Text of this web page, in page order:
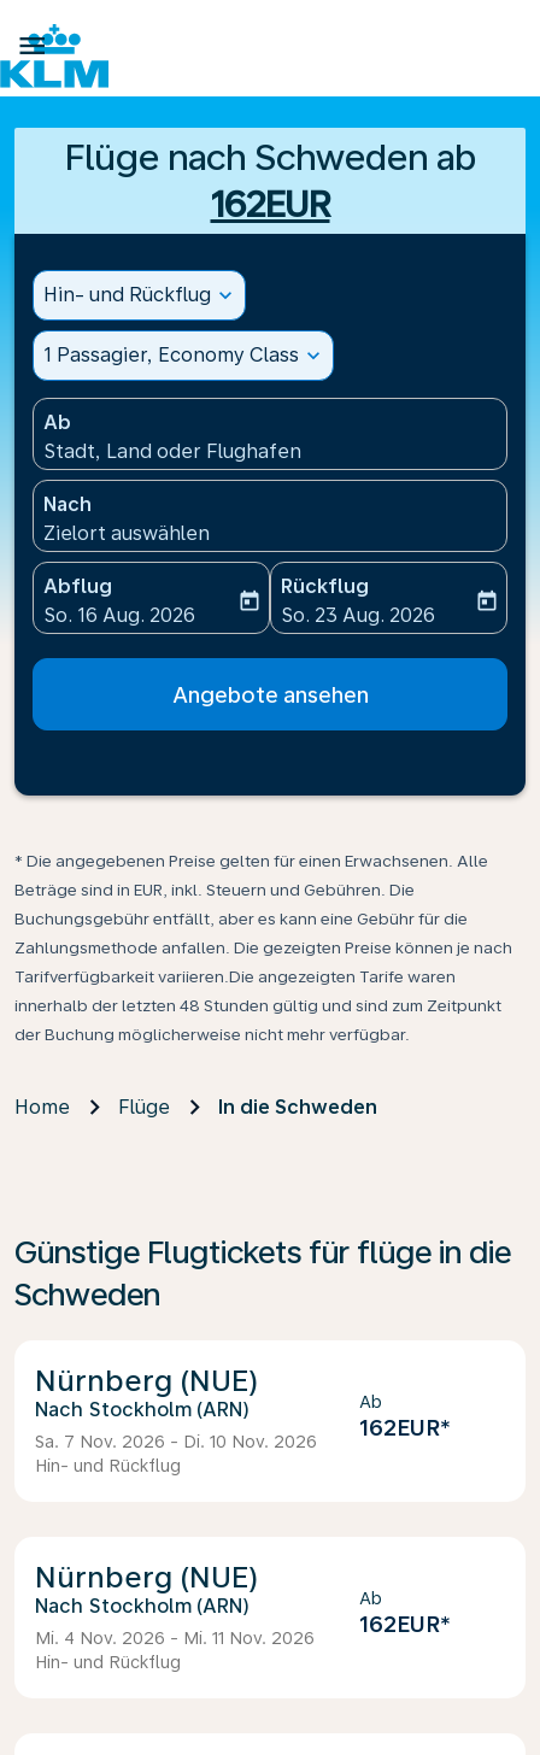

Flüge nach Schweden ab
162EUR
Hin- und Rückflug expand_more
1 Passagier, Economy Class expand_more
Ab
Stadt, Land oder Flughafen
Nach
Zielort auswählen
Abflug
fc-booking-departure-date-aria-label
So. 16 Aug. 2026
today
Rückflug
fc-booking-return-date-
So. 23 Aug. 2026
today
Angebote ansehen
* Die angegebenen Preise gelten für einen Erwachsenen. Alle
Beträge sind in EUR, inkl. Steuern und Gebühren. Die
Buchungsgebühr entfällt, aber es kann eine Gebühr für die
Zahlungsmethode anfallen. Die gezeigten Preise können je nach
Tarifverfügbarkeit variieren.Die angezeigten Tarife waren
innerhalb der letzten 48 Stunden gültig und sind zum Zeitpunkt
der Buchung möglicherweise nicht mehr verfügbar.
Home Flüge In die Schweden
Günstige Flugtickets für flüge in die
Schweden
Nürnberg (NUE)
Stockholm (ARN)
Sa. 7 Nov. 2026 - Di. 10 Nov. 2026
Hin- und Rückflug
Ab
162EUR*
Nürnberg (NUE)
Stockholm (ARN)
Mi. 4 Nov. 2026 - Mi. 11 Nov. 2026
Hin- und Rückflug
Ab
162EUR*